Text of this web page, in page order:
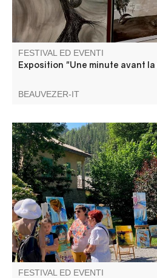
FESTIVAL ED EVENTI
Exposition "Une minute avant
BEAUVEZER-IT
Venez admirer les créations des
ACA (art et créations artistiques
peintures et dessins aquarelles,
FESTIVAL ED EVENTI